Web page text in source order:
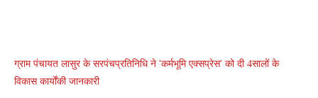
ग्राम पंचायत लासुर के सरपंचप्रतिनिधि ने 'कर्मभूमि एक्सप्रेस' को दी 4सालों के
विकास कार्योंकी जानकारी